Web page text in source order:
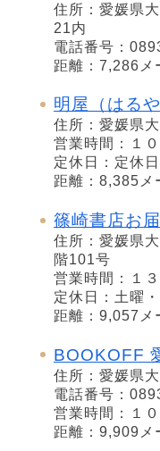
住所：愛媛県
21内
電話番号：
距離：7,286メ
明屋（はる
住所：愛媛県
営業時間：１
定休日：定休
距離：8,385メ
篠崎書店お
住所：愛媛県
階101号
営業時間：１
定休日：土曜
距離：9,057メ
BOOKOFF
住所：愛媛県
電話番号：
営業時間：１
距離：9,909メ